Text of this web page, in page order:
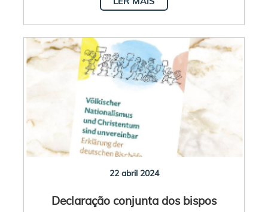
22 abril 2024
Declaração conjunta dos bispos